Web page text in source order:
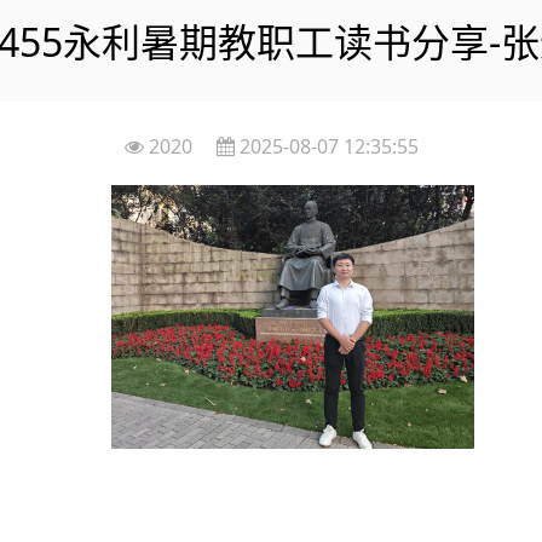
永利暑期教职工读书分享-
2020 2025-08-07 12:35:55